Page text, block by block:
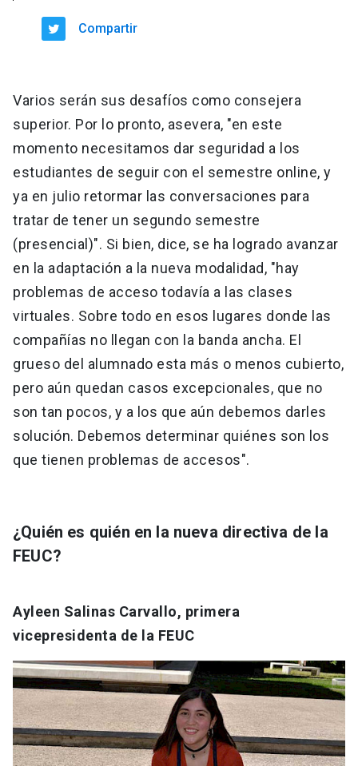
Compartir
Varios serán sus desafíos como consejera
superior. Por lo pronto, asevera, "en este
momento necesitamos dar seguridad a los
estudiantes de seguir con el semestre online, y
ya en julio retormar las conversaciones para
tratar de tener un segundo semestre
(presencial)". Si bien, dice, se ha logrado avanzar
en la adaptación a la nueva modalidad, "hay
problemas de acceso todavía a las clases
virtuales. Sobre todo en esos lugares donde las
compañías no llegan con la banda ancha. El
grueso del alumnado esta más o menos cubierto,
pero aún quedan casos excepcionales, que no
son tan pocos, y a los que aún debemos darles
solución. Debemos determinar quiénes son los
que tienen problemas de accesos".
¿Quién es quién en la nueva directiva de la
FEUC?
Ayleen Salinas Carvallo, primera
vicepresidenta de la FEUC